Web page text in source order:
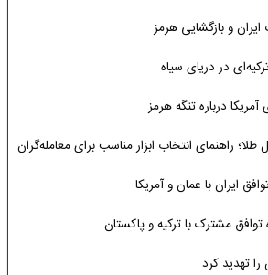
و بازگشایی هرمز
در دریای سیاه
درباره تنگه هرمز
راهنمای انتخاب ابزار مناسب برای معامله‌گران
ایران با عمان و آمریکا
توافق مشترک با ترکیه و پاکستان
تهدید کرد